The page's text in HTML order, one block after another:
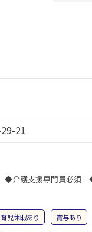
21
◆介護支援専門員必須
育児休暇あり 賞与あり